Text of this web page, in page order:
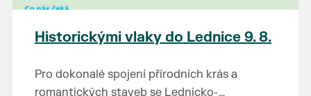
Historickými vlaky do Lednice 9. 8.
Pro dokonalé spojení přírodních krás a
romantických staveb se Lednicko-